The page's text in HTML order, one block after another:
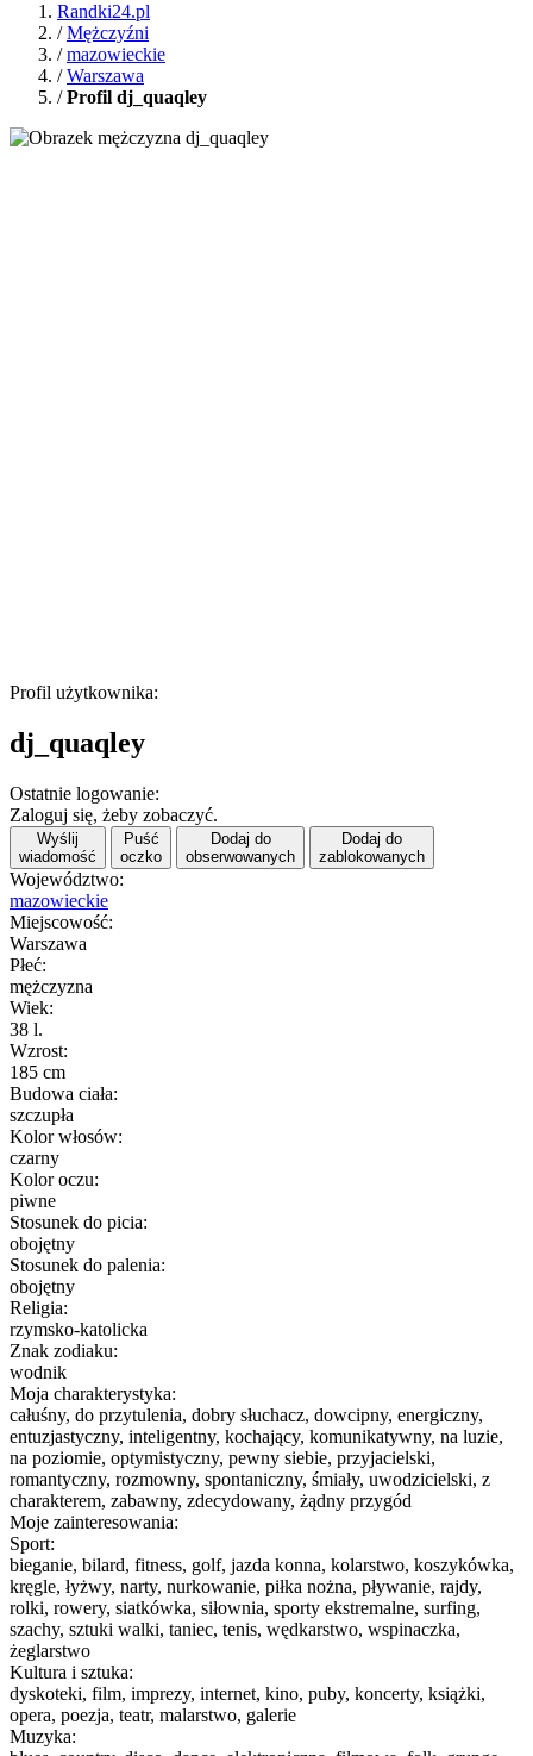
Randki24.pl
/Mężczyźni
/mazowieckie
/Warszawa
/Profil dj_quaqley
Profil użytkownika:
dj_quaqley
Ostatnie logowanie:
Zaloguj się, żeby zobaczyć.
Wyślij
wiadomość
Puść
oczko
Dodaj do
obserwowanych
Dodaj do
zablokowanych
Województwo:
mazowieckie
Miejscowość:
Warszawa
Płeć:
mężczyzna
Wiek:
38 l.
Wzrost:
185 cm
Budowa ciała:
szczupła
Kolor włosów:
czarny
Kolor oczu:
piwne
Stosunek do picia:
obojętny
Stosunek do palenia:
obojętny
Religia:
rzymsko-katolicka
Znak zodiaku:
wodnik
Moja charakterystyka:
całuśny, do przytulenia, dobry słuchacz, dowcipny, energiczny,
entuzjastyczny, inteligentny, kochający, komunikatywny, na luzie,
na poziomie, optymistyczny, pewny siebie, przyjacielski,
romantyczny, rozmowny, spontaniczny, śmiały, uwodzicielski, z
charakterem, zabawny, zdecydowany, żądny przygód
Moje zainteresowania:
Sport:
bieganie, bilard, fitness, golf, jazda konna, kolarstwo, koszykówka,
kręgle, łyżwy, narty, nurkowanie, piłka nożna, pływanie, rajdy,
rolki, rowery, siatkówka, siłownia, sporty ekstremalne, surfing,
szachy, sztuki walki, taniec, tenis, wędkarstwo, wspinaczka,
żeglarstwo
Kultura i sztuka:
dyskoteki, film, imprezy, internet, kino, puby, koncerty, książki,
opera, poezja, teatr, malarstwo, galerie
Muzyka: